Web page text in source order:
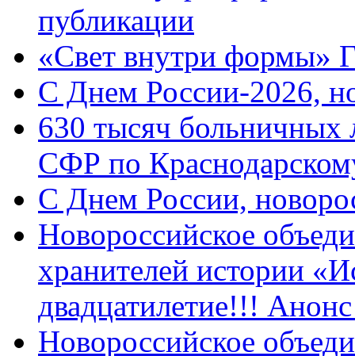
публикации
«Свет внутри формы»
C Днем России-2026,
630 тысяч больничных
СФР по
C Днем России,
Новороссийское
хранителей истории
двадцатилетие!!!
Новороссийское